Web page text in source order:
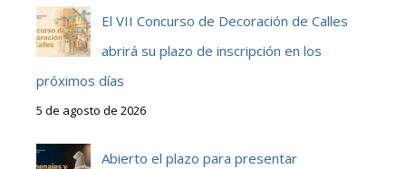
El VII Concurso de Decoración de Calles
abrirá su plazo de inscripción en los
próximos días
5 de agosto de 2026
Abierto el plazo para presentar